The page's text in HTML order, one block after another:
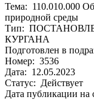
Тема: 110.010.000
природной среды
Тип:
КУРГАНА
Подготовлен в
Номер: 3536
Дата: 12.05.2023
Статус: Действует
Дата публикации на